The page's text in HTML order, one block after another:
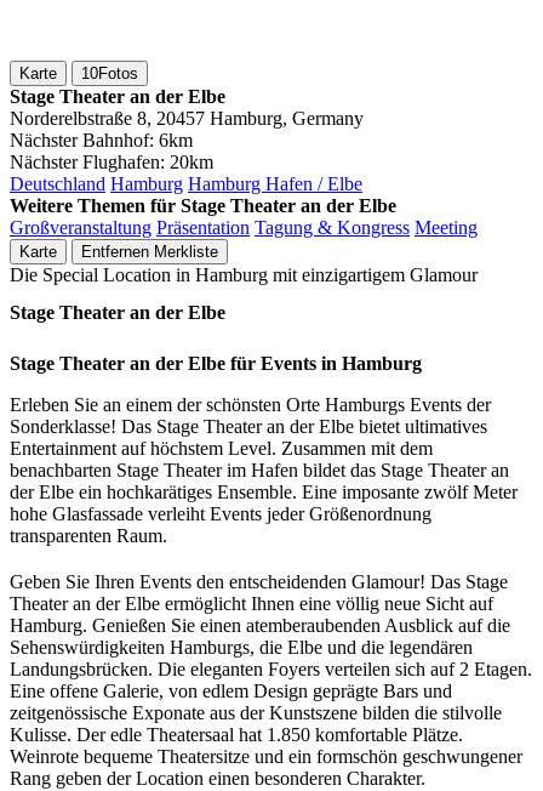
Karte 10Fotos
Stage Theater an der Elbe
Norderelbstraße 8, 20457 Hamburg, Germany
Nächster Bahnhof: 6km
Nächster Flughafen: 20km
Deutschland Hamburg Hamburg Hafen / Elbe
Weitere Themen für Stage Theater an der Elbe
Großveranstaltung Präsentation Tagung & Kongress Meeting
Karte Entfernen Merkliste
Die Special Location in Hamburg mit einzigartigem Glamour
Stage Theater an der Elbe
Stage Theater an der Elbe für Events in Hamburg
Erleben Sie an einem der schönsten Orte Hamburgs Events der
Sonderklasse! Das Stage Theater an der Elbe bietet ultimatives
Entertainment auf höchstem Level. Zusammen mit dem
benachbarten Stage Theater im Hafen bildet das Stage Theater an
der Elbe ein hochkarätiges Ensemble. Eine imposante zwölf Meter
hohe Glasfassade verleiht Events jeder Größenordnung
transparenten Raum.
Geben Sie Ihren Events den entscheidenden Glamour! Das Stage
Theater an der Elbe ermöglicht Ihnen eine völlig neue Sicht auf
Hamburg. Genießen Sie einen atemberaubenden Ausblick auf die
Sehenswürdigkeiten Hamburgs, die Elbe und die legendären
Landungsbrücken. Die eleganten Foyers verteilen sich auf 2 Etagen.
Eine offene Galerie, von edlem Design geprägte Bars und
zeitgenössische Exponate aus der Kunstszene bilden die stilvolle
Kulisse. Der edle Theatersaal hat 1.850 komfortable Plätze.
Weinrote bequeme Theatersitze und ein formschön geschwungener
Rang geben der Location einen besonderen Charakter.